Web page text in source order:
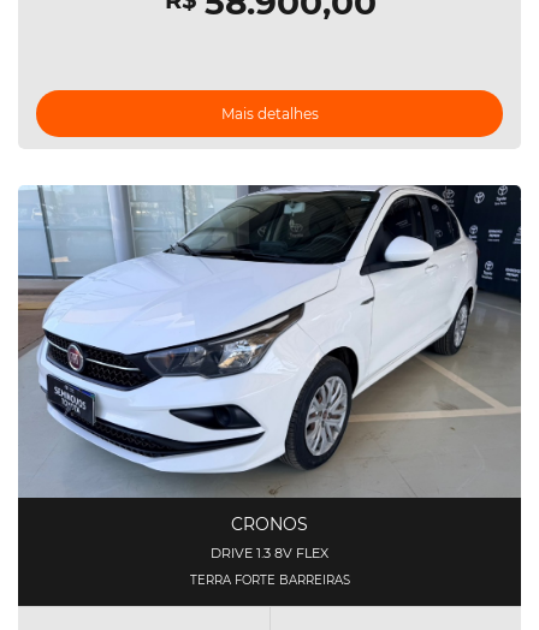
Mais detalhes
CRONOS
DRIVE 1.3 8V FLEX
TERRA FORTE BARREIRAS